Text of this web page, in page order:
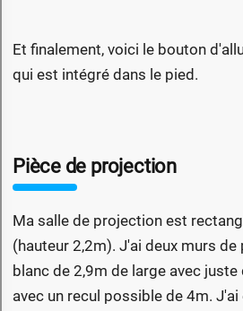
Et finalement, voici le bouton
qui est intégré dans le pied.
Pièce de projection
Ma salle de projection est
(hauteur 2,2m). J'ai deux murs
blanc de 2,9m de large avec
avec un recul possible de 4m. J'ai